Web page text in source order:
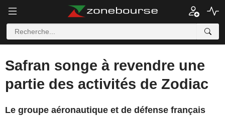
Safran songe à revendre une
partie des activités de Zodiac
Le groupe aéronautique et de défense français